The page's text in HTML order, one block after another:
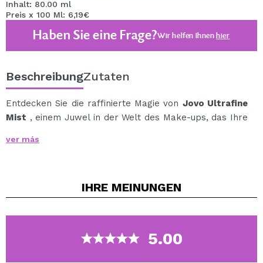
Inhalt: 80.00 ml
Preis x 100 Ml: 6,19€
Haben Sie eine Frage?Wir helfen Ihnenhier
BeschreibungZutaten
Entdecken Sie die raffinierte Magie von Jovo Ultrafine
Mist , einem Juwel in der Welt des Make-ups, das Ihre
Dieser einzigartige Nebel fixiert Ihr Make-up nicht nur
Die mit ultrafeinen Schimmerpartikeln angereicherte
ein hydratisiertes und glänzendes Aussehen, das den
ganzen Tag anhält.
Erleben Sie das leichte und erfrischende Gefühl des
ver más
IHRE MEINUNGEN
5.00